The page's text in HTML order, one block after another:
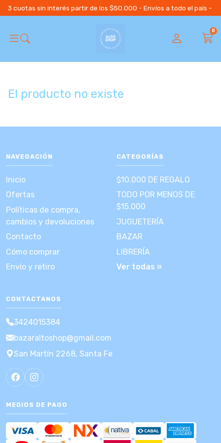
3 cuotas sin interés partir de los $50.000 - Envíos a todo el país -
0
El producto no existe
NAVEGACIÓN
Inicio
Ofertas
Políticas de compra,
cambios y devoluciones
Contacto
Cómo comprar
Envío y retiro
CATEGORÍAS
$10.000 DE REGALO
TODO POR MENOS DE
$15.000
JUGUETERÍA
BAZAR
LIBRERÍA
Ver todas »
CONTACTANOS
3424015384
bazaraltoshop@gmail.com
San Martín 2268, Santa Fe
MEDIOS DE PAGO